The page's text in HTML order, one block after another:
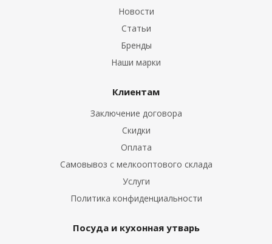
Новости
Статьи
Бренды
Наши марки
Клиентам
Заключение договора
Скидки
Оплата
Самовывоз с мелкооптового склада
Услуги
Политика конфиденциальности
Посуда и кухонная утварь